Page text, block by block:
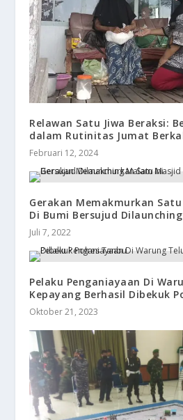
Relawan Satu Jiwa Beraksi:
dalam Rutinitas Jumat
Februari 12, 2024
Gerakan Memakmurkan
Di Bumi Bersujud
Juli 7, 2022
Pelaku Penganiayaan Di
Kepayang Berhasil Dibekuk
Oktober 21, 2023